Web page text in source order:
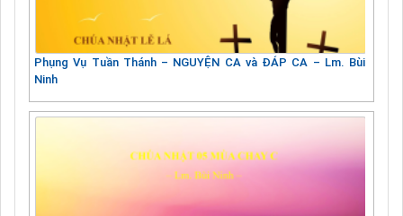
Phụng Vụ Tuần Thánh – NGUYỆN CA và ĐÁP CA – Lm. Bùi
Ninh